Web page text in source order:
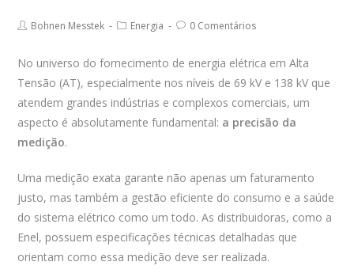
PostBohnen Messtek
PostEnergia
Post0 Comentários
No universo do fornecimento de energia elétrica em Alta
Tensão (AT), especialmente nos níveis de 69 kV e 138 kV que
atendem grandes indústrias e complexos comerciais, um
aspecto é absolutamente fundamental: a precisão da
medição.
Uma medição exata garante não apenas um faturamento
justo, mas também a gestão eficiente do consumo e a saúde
do sistema elétrico como um todo. As distribuidoras, como a
Enel, possuem especificações técnicas detalhadas que
orientam como essa medição deve ser realizada.